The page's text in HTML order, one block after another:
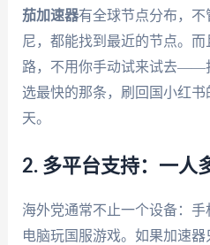
茄加速器有全球节点分布，
尼，都能找到最近的节点。
路，不用你手动试来试去——
选最快的那条，刷回国小红
天。
2. 多平台支持：一人
海外党通常不止一个设备：手
电脑玩国服游戏。如果加速